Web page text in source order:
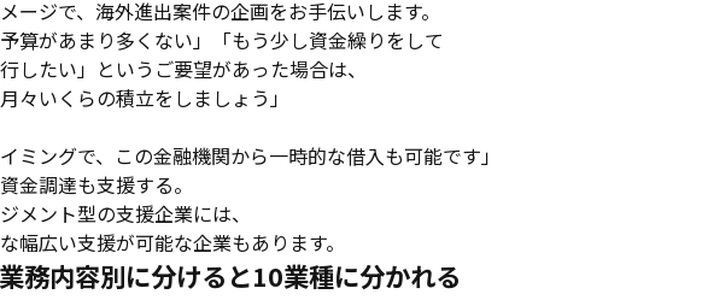
ージで、海外進出案件の企画をお手伝いします。
算があまり多くない」「もう少し資金繰りをして
したい」というご要望があった場合は、
月々いくらの積立をしましょう」
イミングで、この金融機関から一時的な借入も可能です」
金調達も支援する。
メント型の支援企業には、
幅広い支援が可能な企業もあります。
務内容別に分けると10業種に分かれる